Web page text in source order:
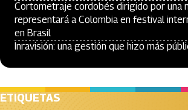
Cortometraje cordobés dirigido por una
representará a Colombia en festival
en Brasil
Inravisión: una gestión que hizo más
ETIQUETAS